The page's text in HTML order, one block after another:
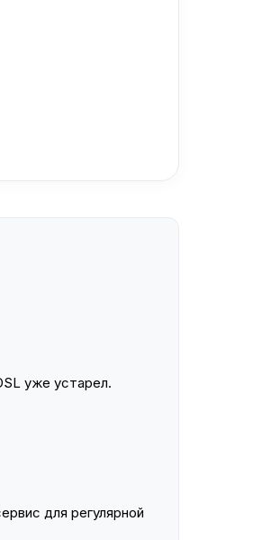
уже устарел.
для регулярной